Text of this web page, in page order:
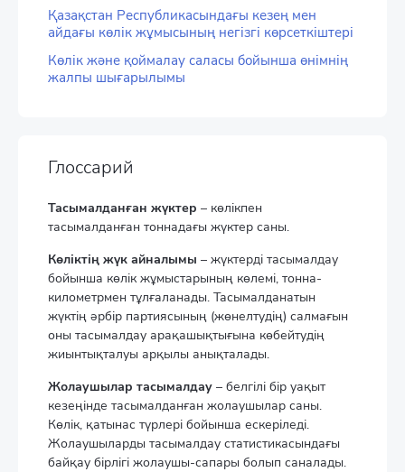
Қазақстан Республикасындағы кезең мен
айдағы көлік жұмысының негізгі көрсеткіштері
Көлік және қоймалау саласы бойынша өнімнің
жалпы шығарылымы
Глоссарий
Тасымалданған жүктер – көлікпен
тасымалданған тоннадағы жүктер саны.
Көліктің жүк айналымы – жүктерді тасымалдау
бойынша көлік жұмыстарының көлемі, тонна-
километрмен тұлғаланады. Тасымалданатын
жүктің әрбір партиясының (жөнелтудің) салмағын
оны тасымалдау арақашықтығына көбейтудің
жиынтықталуы арқылы анықталады.
Жолаушылар тасымалдау – белгілі бір уақыт
кезеңінде тасымалданған жолаушылар саны.
Көлік, қатынас түрлері бойынша ескеріледі.
Жолаушыларды тасымалдау статистикасындағы
байқау бірлігі жолаушы-сапары болып саналады.